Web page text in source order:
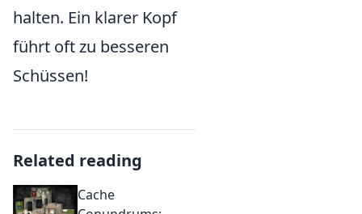
halten. Ein klarer Kopf
führt oft zu besseren
Schüssen!
Related reading
Cache